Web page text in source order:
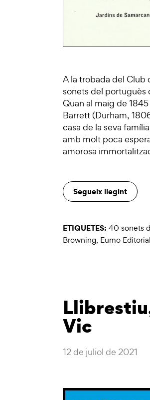
A la trobada del
sonets del portuguès
Quan al maig de
Barrett (Durham,
casa de la seva
amb molt poca
amorosa
Segueix llegint
ETIQUETES: 40 sonets
Browning, Eumo Editorial
Vic
12 de juliol de 2021